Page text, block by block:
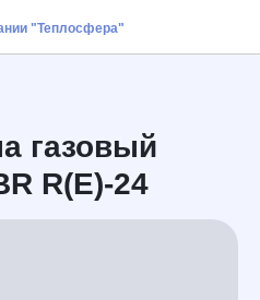
"Теплосфера"
газовый
R(E)-24